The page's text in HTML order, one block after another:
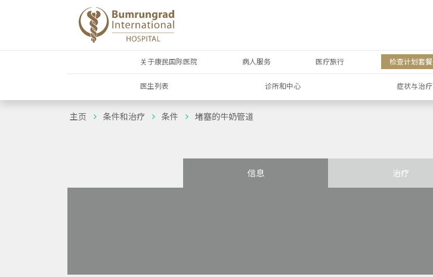
关于康民国际医院 病人服务 医疗旅行 检查计划套餐
医生列表 诊所和中心 症状与治疗
主页 条件和治疗 条件 堵塞的牛奶管道
信息 治疗